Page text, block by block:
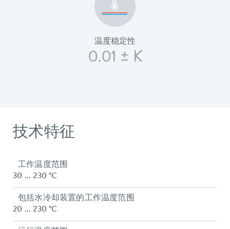
温度稳定性
0.01 ± K
技术特征
工作温度范围
30 ... 230 °C
包括水冷却装置的工作温度范围
20 ... 230 °C